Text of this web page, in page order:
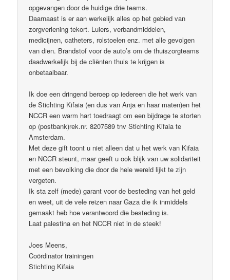
opgevangen door de huidige drie teams.
Daarnaast is er aan werkelijk alles op het gebied van
zorgverlening tekort. Luiers, verbandmiddelen,
medicijnen, catheters, rolstoelen enz. met alle gevolgen
van dien. Brandstof voor de auto’s om de thuiszorgteams
daadwerkelijk bij de cliënten thuis te krijgen is
onbetaalbaar.
Ik doe een dringend beroep op iedereen die het werk van
de Stichting Kifaia (en dus van Anja en haar maten)en het
NCCR een warm hart toedraagt om een bijdrage te storten
op (postbank)rek.nr. 8207589 tnv Stichting Kifaia te
Amsterdam.
Met deze gift toont u niet alleen dat u het werk van Kifaia
en NCCR steunt, maar geeft u ook blijk van uw solidariteit
met een bevolking die door de hele wereld lijkt te zijn
vergeten.
Ik sta zelf (mede) garant voor de besteding van het geld
en weet, uit de vele reizen naar Gaza die ik inmiddels
gemaakt heb hoe verantwoord die besteding is.
Laat palestina en het NCCR niet in de steek!
Joes Meens,
Coördinator trainingen
Stichting Kifaia